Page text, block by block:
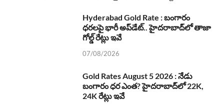
Hyderabad Gold Rate : బంగారం
ధరలపై భారీ అప్‌డేట్.. హైదరాబాద్‌లో తాజా
గోల్డ్ రేట్లు ఇవే
07/08/2026
Gold Rates August 5 2026 : నేడు
బంగారం ధర ఎంత? హైదరాబాద్‌లో 22K,
24K రేట్లు ఇవే